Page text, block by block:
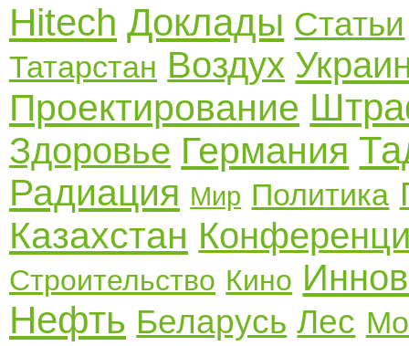
Hitech Доклады Статьи
Татарстан Воздух
Проектирование
Здоровье Германия
Радиация Мир Политика
Казахстан
Строительство Кино
Нефть Беларусь Лес